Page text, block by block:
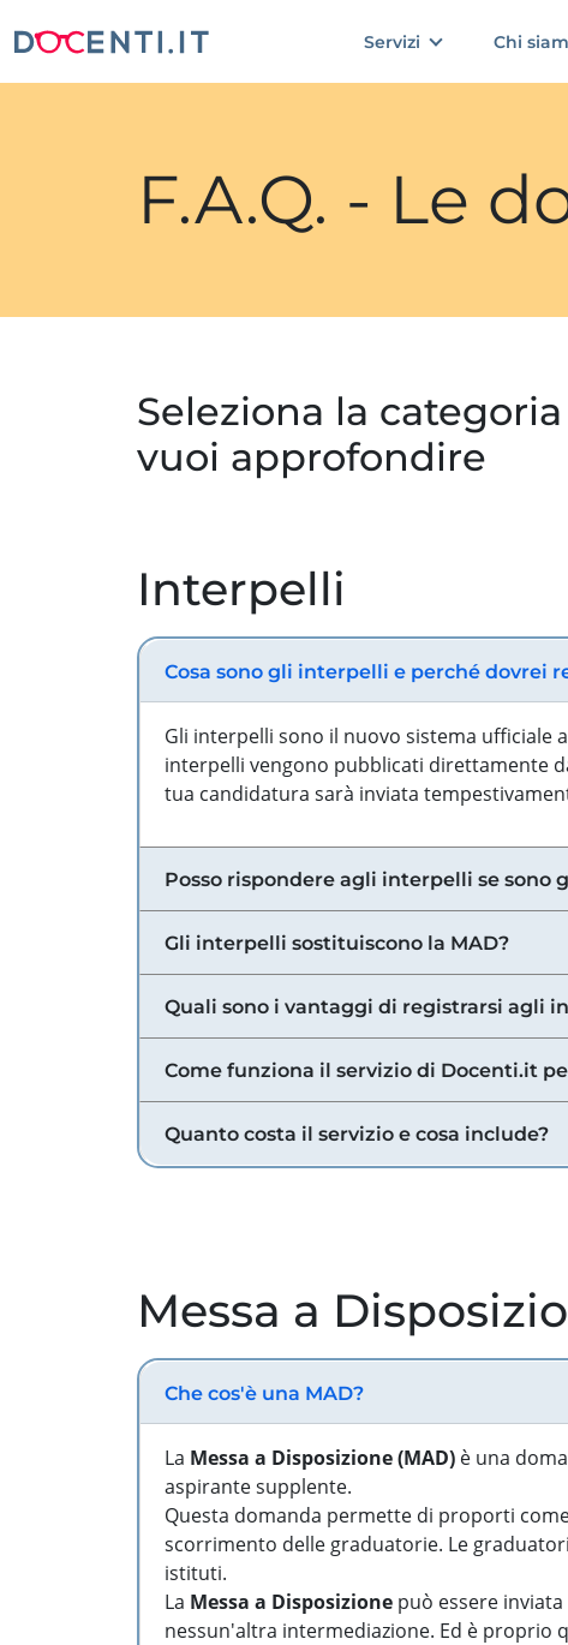
Servizi Chi
F.A.Q. - Le
Seleziona la
vuoi approfondire
Interpelli
Cosa sono gli interpelli e perché dovrei
Gli interpelli sono il nuovo sistema ufficiale
interpelli vengono pubblicati direttamente
tua candidatura sarà inviata
Posso rispondere agli interpelli se sono
Gli interpelli sostituiscono la MAD?
Quali sono i vantaggi di registrarsi agli
Come funziona il servizio di Docenti.it
Quanto costa il servizio e cosa include?
Messa a
Che cos'è una MAD?
La Messa a Disposizione (MAD) è una
aspirante supplente.
Questa domanda permette di proporti
scorrimento delle graduatorie. Le
istituti.
La Messa a Disposizione può essere
nessun'altra intermediazione. Ed è proprio